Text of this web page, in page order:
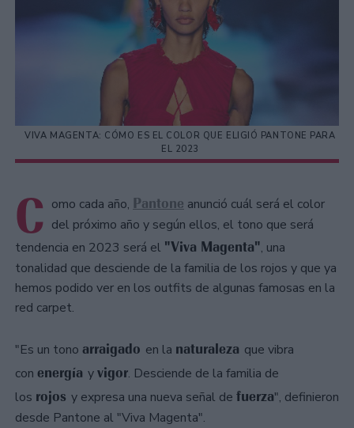
VIVA MAGENTA: CÓMO ES EL COLOR QUE ELIGIÓ PANTONE PARA
EL 2023
C omo cada año, Pantone anunció cuál será el color
del próximo año y según ellos, el tono que será
tendencia en 2023 será el "Viva Magenta", una
tonalidad que desciende de la familia de los rojos y que ya
hemos podido ver en los outfits de algunas famosas en la
red carpet.
"Es un tono arraigado en la naturaleza que vibra
con energía yvigor. Desciende de la familia de
los rojos y expresa una nueva señal de fuerza", definieron
desde Pantone al "Viva Magenta".